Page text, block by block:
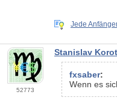
Jede
52773
Stanislav
fxsaber:
Wenn es